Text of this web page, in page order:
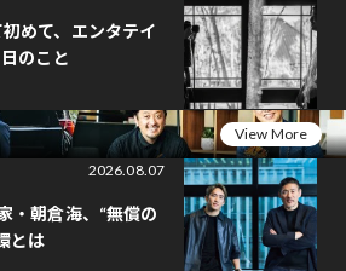
めて、エンタテイ
のこと
View More
2026.08.07
・朝倉海、“無償の
とは